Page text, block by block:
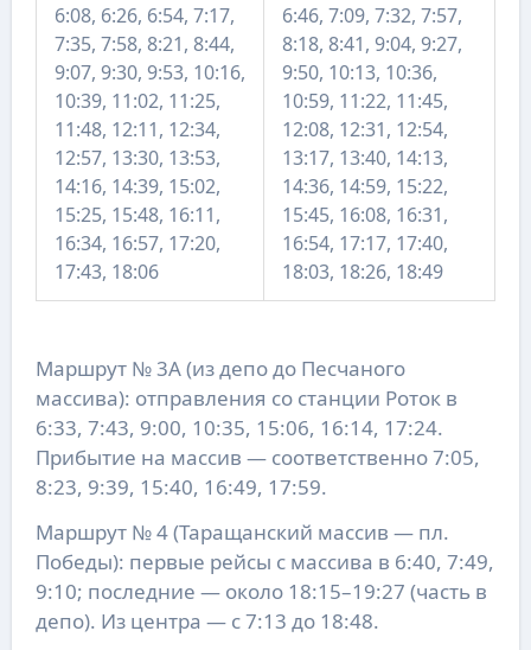
6:08, 6:26, 6:54, 7:17,
7:35, 7:58, 8:21, 8:44,
9:07, 9:30, 9:53, 10:16,
10:39, 11:02, 11:25,
11:48, 12:11, 12:34,
12:57, 13:30, 13:53,
14:16, 14:39, 15:02,
15:25, 15:48, 16:11,
16:34, 16:57, 17:20,
17:43, 18:06
6:46, 7:09, 7:32, 7:57,
8:18, 8:41, 9:04, 9:27,
9:50, 10:13, 10:36,
10:59, 11:22, 11:45,
12:08, 12:31, 12:54,
13:17, 13:40, 14:13,
14:36, 14:59, 15:22,
15:45, 16:08, 16:31,
16:54, 17:17, 17:40,
18:03, 18:26, 18:49
Маршрут № 3А (из депо до Песчаного
массива): отправления со станции Роток в
6:33, 7:43, 9:00, 10:35, 15:06, 16:14, 17:24.
Прибытие на массив — соответственно 7:05,
8:23, 9:39, 15:40, 16:49, 17:59.
Маршрут № 4 (Таращанский массив — пл.
Победы): первые рейсы с массива в 6:40, 7:49,
9:10; последние — около 18:15–19:27 (часть в
депо). Из центра — с 7:13 до 18:48.